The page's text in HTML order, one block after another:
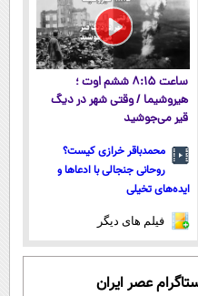
ساعت ۸:۱۵ ششم اوت ؛
هیروشیما / وقتی شهر در دیگ
قیر می‌جوشید
محمدباقر خرازی کیست؟
روحانی جنجالی با ادعاها و
ایده‌های تخیلی
فیلم های دیگر
عصر ایران